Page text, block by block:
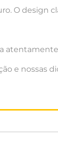
O design
e nossas